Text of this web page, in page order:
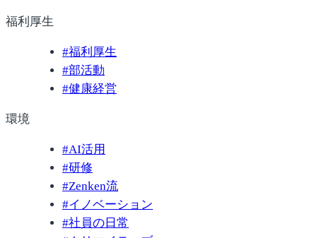
福利厚生
#福利厚生
#部活動
#健康経営
環境
#AI活用
#研修
#Zenken流
#イノベーション
#社員の日常